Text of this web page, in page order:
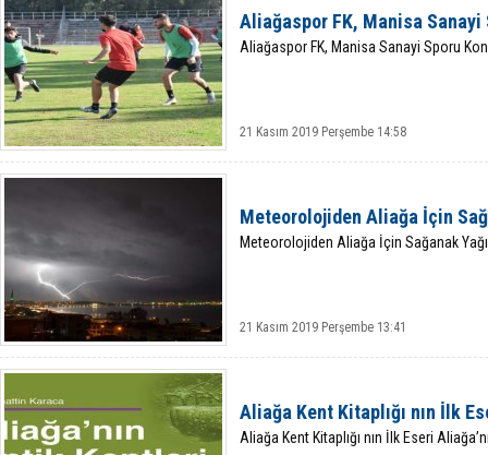
Aliağaspor FK, Manisa Sanayi
Aliağaspor FK, Manisa Sanayi Sporu
21 Kasım 2019 Perşembe 14:58
Meteorolojiden Aliağa İçin
Meteorolojiden Aliağa İçin Sağanak
21 Kasım 2019 Perşembe 13:41
Aliağa Kent Kitaplığı nın İlk
Aliağa Kent Kitaplığı nın İlk Eseri